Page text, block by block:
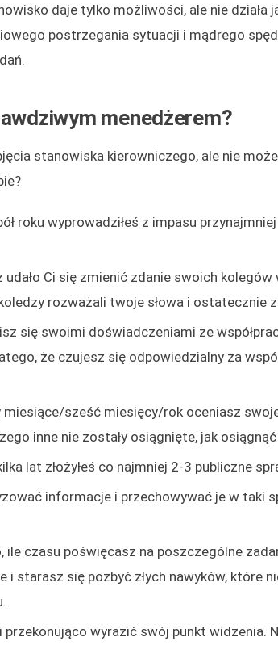
daje tylko możliwości, ale nie
postrzegania sytuacji i mądrego
menedżerem?
stanowiska kierowniczego, ale nie
roku wyprowadziłeś z impasu
udało Ci się zmienić zdanie swoich
rozważali twoje słowa i ostatecznie
się swoimi doświadczeniami ze
że czujesz się odpowiedzialny za
sześć miesięcy/rok oceniasz
inne nie zostały osiągnięte, jak
lat złożyłeś co najmniej 2-3 publiczne
informacje i przechowywać je w taki
ile czasu poświęcasz na poszczególne
i starasz się pozbyć złych nawyków, które
wyrazić swój punkt widzenia.